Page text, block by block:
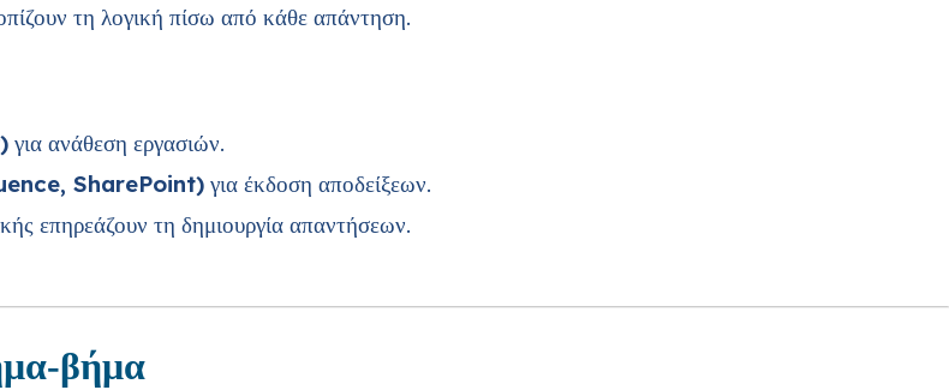
τη λογική πίσω από κάθε απάντηση.
για ανάθεση εργασιών.
SharePoint) για έκδοση αποδείξεων.
επηρεάζουν τη δημιουργία απαντήσεων.